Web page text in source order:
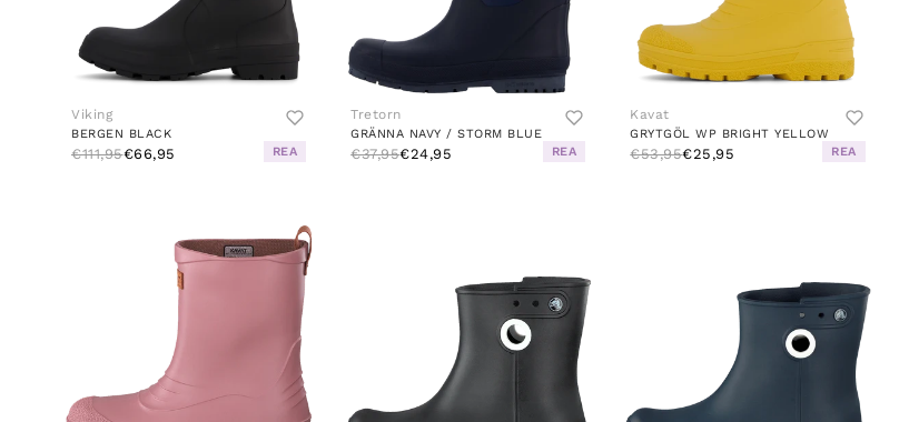
Viking
BERGEN BLACK
€111,95€66,95 REA
Tretorn
GRÄNNA NAVY / STORM BLUE
€37,95€24,95 REA
Kavat
GRYTGÖL WP BRIGHT YELLOW
€53,95€25,95 REA